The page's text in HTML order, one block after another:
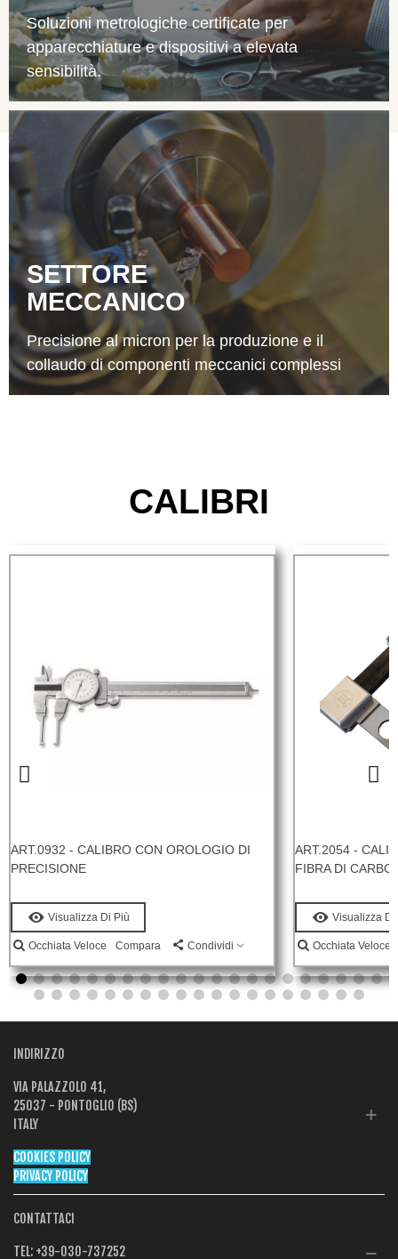
Soluzioni metrologiche certificate per
apparecchiature e dispositivi a elevata
sensibilità.
SETTORE
MECCANICO
Precisione al micron per la produzione e il
collaudo di componenti meccanici complessi
CALIBRI
ART.0932 - CALIBRO CON OROLOGIO DI
PRECISIONE
Visualizza Di Più
Occhiata Veloce Compara Condividi
ART.2054 -
FIBRA DI
Visualizza Di
Occhiata Veloce
INDIRIZZO
VIA PALAZZOLO 41,
25037 - PONTOGLIO (BS)
ITALY
COOKIES POLICY
PRIVACY POLICY
CONTATTACI
TEL: +39-030-737252